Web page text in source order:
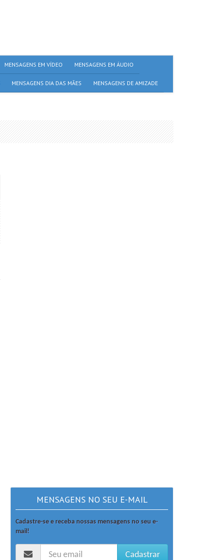
MENSAGENS EM VÍDEO MENSAGENS EM ÁUDIO
MENSAGENS DIA DAS MÃES MENSAGENS DE AMIZADE
MENSAGENS NO SEU E-MAIL
Cadastre-se e receba nossas mensagens no seu e-
mail!
Cadastrar